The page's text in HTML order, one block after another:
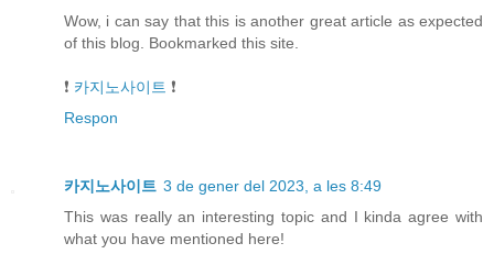
Wow, i can say that this is another great article as expected
of this blog. Bookmarked this site.
❗ 카지노사이트 ❗
Respon
카지노사이트 3 de gener del 2023, a les 8:49
This was really an interesting topic and I kinda agree with
what you have mentioned here!